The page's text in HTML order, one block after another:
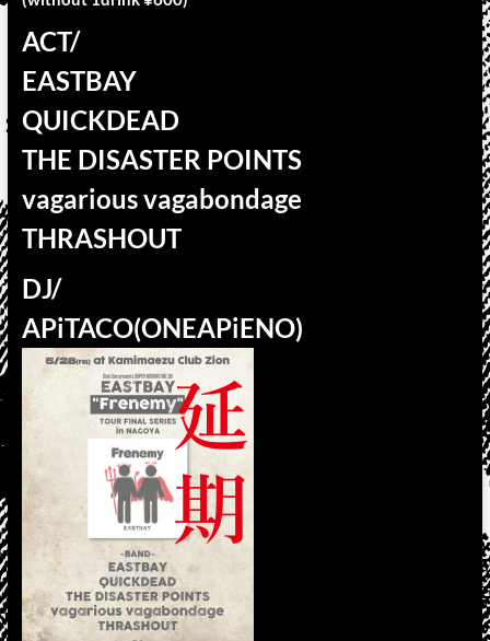
ACT/
EASTBAY
QUICKDEAD
THE DISASTER POINTS
vagarious vagabondage
THRASHOUT
DJ/
APiTACO(ONEAPiENO)